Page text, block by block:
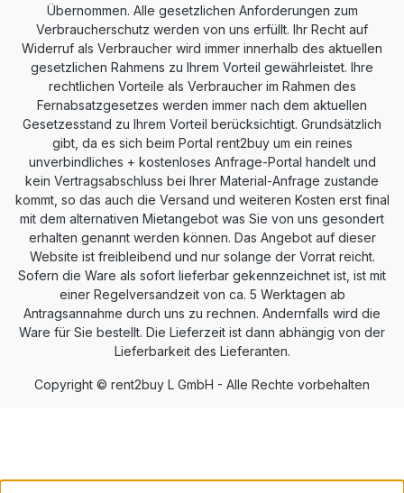
Übernommen. Alle gesetzlichen Anforderungen zum
Verbraucherschutz werden von uns erfüllt. Ihr Recht auf
Widerruf als Verbraucher wird immer innerhalb des aktuellen
gesetzlichen Rahmens zu Ihrem Vorteil gewährleistet. Ihre
rechtlichen Vorteile als Verbraucher im Rahmen des
Fernabsatzgesetzes werden immer nach dem aktuellen
Gesetzesstand zu Ihrem Vorteil berücksichtigt. Grundsätzlich
gibt, da es sich beim Portal rent2buy um ein reines
unverbindliches + kostenloses Anfrage-Portal handelt und
kein Vertragsabschluss bei Ihrer Material-Anfrage zustande
kommt, so das auch die Versand und weiteren Kosten erst final
mit dem alternativen Mietangebot was Sie von uns gesondert
erhalten genannt werden können. Das Angebot auf dieser
Website ist freibleibend und nur solange der Vorrat reicht.
Sofern die Ware als sofort lieferbar gekennzeichnet ist, ist mit
einer Regelversandzeit von ca. 5 Werktagen ab
Antragsannahme durch uns zu rechnen. Andernfalls wird die
Ware für Sie bestellt. Die Lieferzeit ist dann abhängig von der
Lieferbarkeit des Lieferanten.
Copyright © rent2buy L GmbH - Alle Rechte vorbehalten